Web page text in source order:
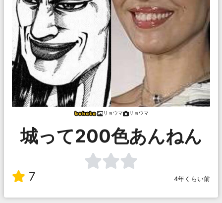
リョウマ リョウマ
城って200色あんねん
7 4年くらい前